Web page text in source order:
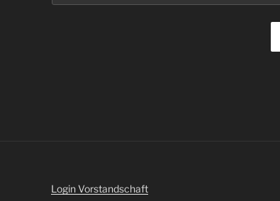
Login Vorstandschaft